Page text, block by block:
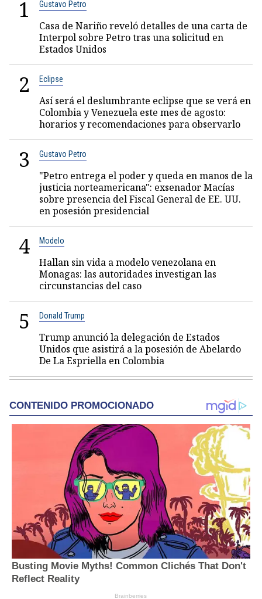
1 Gustavo Petro
Casa de Nariño reveló detalles de una carta de
Interpol sobre Petro tras una solicitud en
Estados Unidos
2 Eclipse
Así será el deslumbrante eclipse que se verá en
Colombia y Venezuela este mes de agosto:
horarios y recomendaciones para observarlo
3 Gustavo Petro
"Petro entrega el poder y queda en manos de la
justicia norteamericana": exsenador Macías
sobre presencia del Fiscal General de EE. UU.
en posesión presidencial
4 Modelo
Hallan sin vida a modelo venezolana en
Monagas: las autoridades investigan las
circunstancias del caso
5 Donald Trump
Trump anunció la delegación de Estados
Unidos que asistirá a la posesión de Abelardo
De La Espriella en Colombia